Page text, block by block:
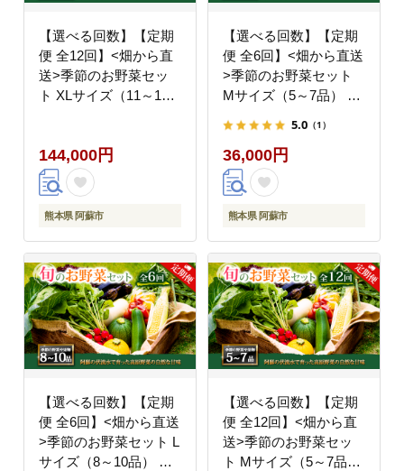
【選べる回数】【定期
便 全12回】<畑から直
送>季節のお野菜セッ
ト XLサイズ（11～13
旬 産地直送 毎月 採れ
たて 朝採れ みずみずし
い 甘い 美味しい 人気
安心 安全 おすすめ お
蘇市
144,000円
熊本県 阿蘇市
【選べる回数】【定期
便 全6回】<畑から直送
>季節のお野菜セット
Mサイズ（5～7品） 詰
新鮮 減農薬 高原 旬 産
地直送 毎月 採れたて
朝採れ みずみずしい 甘
い 美味しい 人気 安心
安全 おすすめ お中元
5.0 （1）
36,000円
熊本県 阿蘇市
【選べる回数】【定期
便 全6回】<畑から直送
>季節のお野菜セット L
サイズ（8～10品） 詰
【選べる回数】【定期
便 全12回】<畑から直
送>季節のお野菜セッ
ト Mサイズ（5～7品）